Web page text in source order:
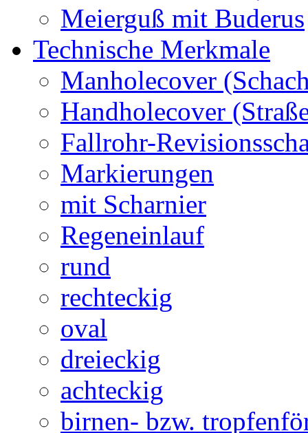
Meierguß mit Buderus
Technische Merkmale
Manholecover
Handholecover
Fallrohr-
Markierungen
mit Scharnier
Regeneinlauf
rund
rechteckig
oval
dreieckig
achteckig
birnen- bzw.